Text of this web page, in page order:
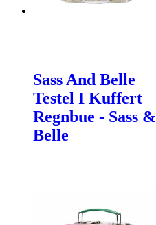
Sass And Belle
Testel I Kuffert
Regnbue - Sass &
Belle